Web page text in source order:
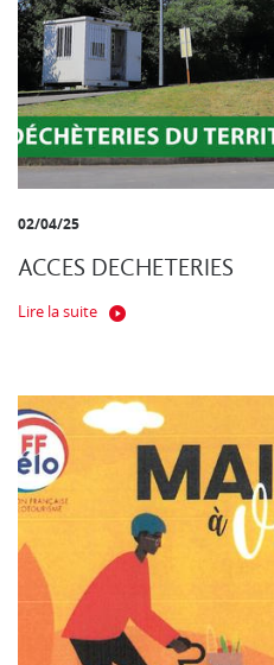
02/04/25
ACCES DECHETERIES
Lire la suite